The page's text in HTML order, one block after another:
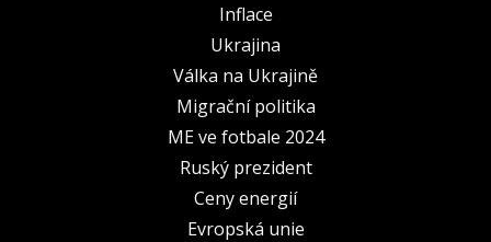
Inflace
Ukrajina
Válka na Ukrajině
Migrační politika
ME ve fotbale 2024
Ruský prezident
Ceny energií
Evropská unie